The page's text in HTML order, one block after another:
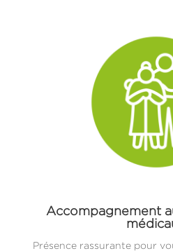
Accompagnement
Présence rassurante pour